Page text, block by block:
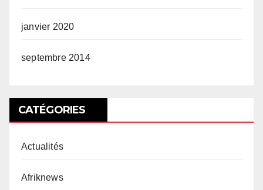
janvier 2020
septembre 2014
CATÉGORIES
Actualités
Afriknews